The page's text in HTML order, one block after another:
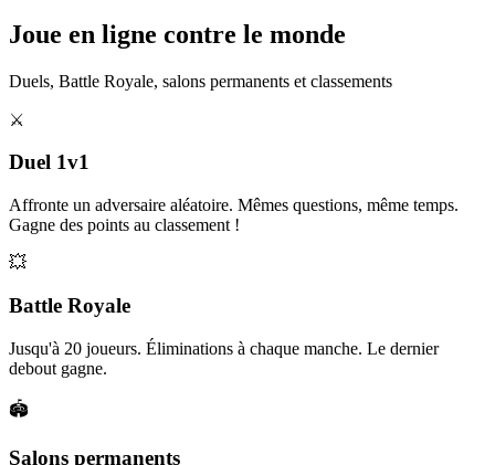
Joue en ligne contre le monde
Duels, Battle Royale, salons permanents et classements
⚔️
Duel 1v1
Affronte un adversaire aléatoire. Mêmes questions, même temps.
Gagne des points au classement !
💥
Battle Royale
Jusqu'à 20 joueurs. Éliminations à chaque manche. Le dernier
debout gagne.
🏟️
Salons permanents